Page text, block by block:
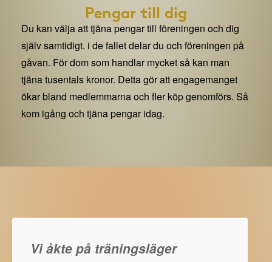
Pengar till dig
Du kan välja att tjäna pengar till föreningen och dig
själv samtidigt. i de fallet delar du och föreningen på
gåvan. För dom som handlar mycket så kan man
tjäna tusentals kronor. Detta gör att engagemanget
ökar bland medlemmarna och fler köp genomförs. Så
kom igång och tjäna pengar idag.
Vi åkte på träningsläger